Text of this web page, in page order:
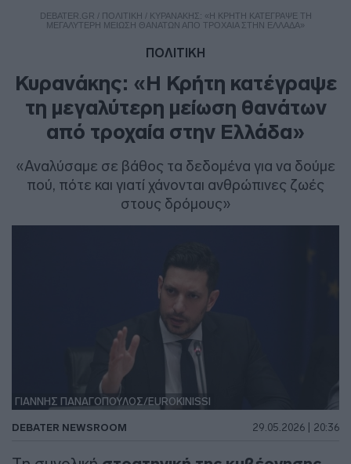
DEBATER.GR / ΠΟΛΙΤΙΚΗ / ΚΥΡΑΝΆΚΗΣ: «Η ΚΡΉΤΗ ΚΑΤΈΓΡΑΨΕ ΤΗ
ΜΕΓΑΛΎΤΕΡΗ ΜΕΊΩΣΗ ΘΑΝΆΤΩΝ ΑΠΌ ΤΡΟΧΑΊΑ ΣΤΗΝ ΕΛΛΆΔΑ»
ΠΟΛΙΤΙΚΗ
Κυρανάκης: «Η Κρήτη κατέγραψε
τη μεγαλύτερη μείωση θανάτων
από τροχαία στην Ελλάδα»
«Αναλύσαμε σε βάθος τα δεδομένα για να δούμε
πού, πότε και γιατί χάνονται ανθρώπινες ζωές
στους δρόμους»
ΓΙΑΝΝΗΣ ΠΑΝΑΓΟΠΟΥΛΟΣ/EUROKINISSI
DEBATER NEWSROOM 29.05.2026 | 20:36